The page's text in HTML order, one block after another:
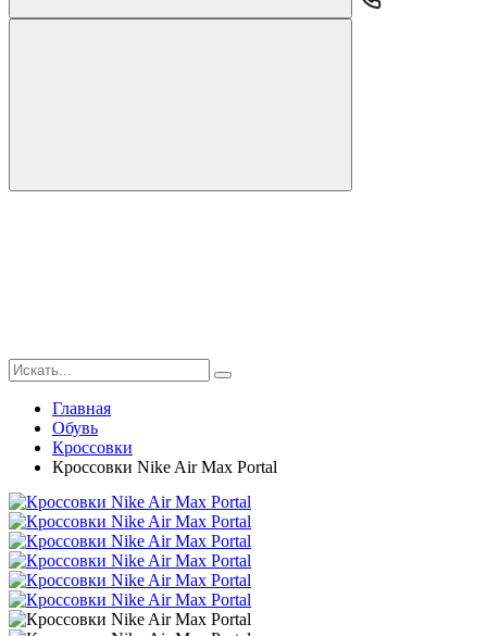
Главная
Обувь
Кроссовки
Кроссовки Nike Air Max Portal